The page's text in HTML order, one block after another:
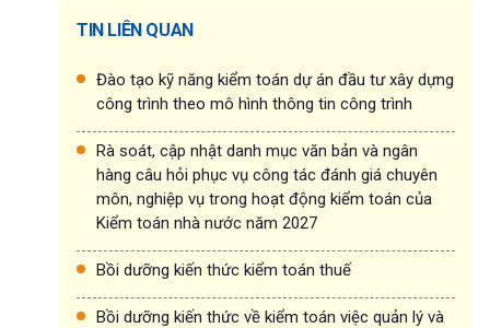
TIN LIÊN QUAN
Đào tạo kỹ năng kiểm toán dự án đầu tư xây dựng
công trình theo mô hình thông tin công trình
Rà soát, cập nhật danh mục văn bản và ngân
hàng câu hỏi phục vụ công tác đánh giá chuyên
môn, nghiệp vụ trong hoạt động kiểm toán của
Kiểm toán nhà nước năm 2027
Bồi dưỡng kiến thức kiểm toán thuế
Bồi dưỡng kiến thức về kiểm toán việc quản lý và